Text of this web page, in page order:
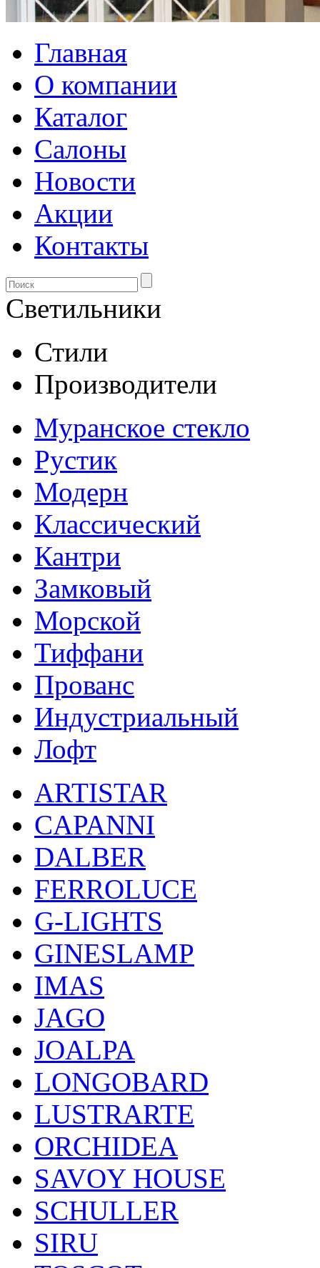
Главная
О компании
Каталог
Салоны
Новости
Акции
Контакты
Светильники
Стили
Производители
Муранское стекло
Рустик
Модерн
Классический
Кантри
Замковый
Морской
Тиффани
Прованс
Индустриальный
Лофт
ARTISTAR
CAPANNI
DALBER
FERROLUCE
G-LIGHTS
GINESLAMP
IMAS
JAGO
JOALPA
LONGOBARD
LUSTRARTE
ORCHIDEA
SAVOY HOUSE
SCHULLER
SIRU